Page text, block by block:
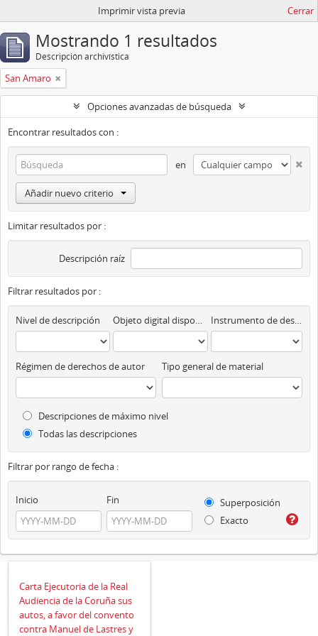
Imprimir vista previa Cerrar
Mostrando 1 resultados
Descripción archivística
San Amaro
Opciones avanzadas de búsqueda
Encontrar resultados con :
en
Añadir nuevo criterio
Limitar resultados por :
Descripción raíz
Filtrar resultados por :
Nivel de descripción Objeto digital disponibles Instrumento de descripción
Régimen de derechos de autor Tipo general de material
Descripciones de máximo nivel
Todas las descripciones
Filtrar por rango de fecha :
Inicio Fin
Superposición
Exacto
Carta Ejecutoria de la Real
Audiencia de la Coruña sus
autos, a favor del convento
contra Manuel de Lastres y